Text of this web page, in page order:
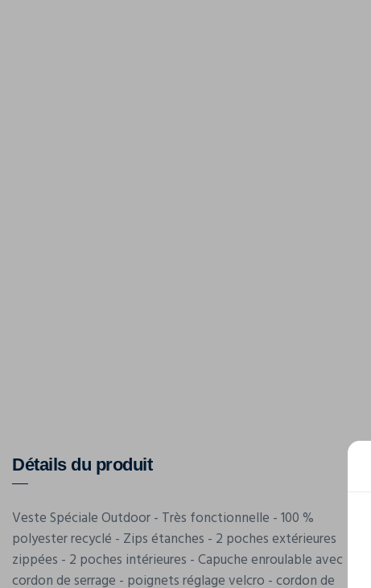
Détails du produit
Veste Spéciale Outdoor - Très fonctionnelle - 100 %
polyester recyclé - Zips étanches - 2 poches extérieures
zippées - 2 poches intérieures - Capuche enroulable avec
cordon de serrage - poignets réglage velcro - cordon de